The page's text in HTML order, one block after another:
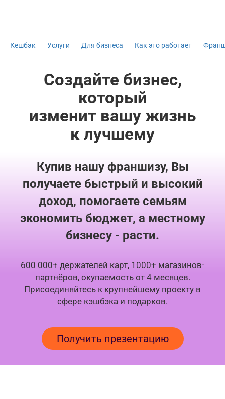
Кешбэк Услуги Для бизнеса Как это работает
Создайте бизнес,
который
изменит вашу жизнь
к лучшему
Купив нашу франшизу, Вы
получаете быстрый и высокий
доход, помогаете семьям
экономить бюджет, а местному
бизнесу - расти.
600 000+ держателей карт, 1000+ магазинов-
партнёров, окупаемость от 4 месяцев.
Присоединяйтесь к крупнейшему проекту в
сфере кэшбэка и подарков.
Получить презентацию